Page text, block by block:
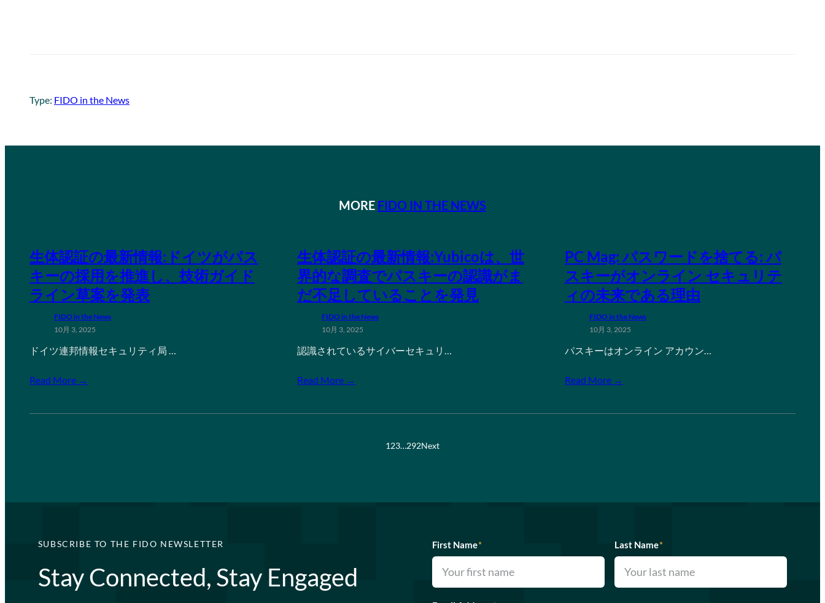
Type: FIDO in the News
MORE FIDO IN THE NEWS
生体認証の最新情報:ドイツがパス
キーの採用を推進し、技術ガイド
ライン草案を発表
FIDO in the News
10月 3, 2025
ドイツ連邦情報セキュリティ局 …
Read More →
生体認証の最新情報:Yubicoは、世
界的な調査でパスキーの認識がま
だ不足していることを発見
FIDO in the News
10月 3, 2025
認識されているサイバーセキュリ…
Read More →
PC Mag: パスワードを捨てる: パ
スキーがオンライン セキュリテ
ィの未来である理由
FIDO in the News
10月 3, 2025
パスキーはオンライン アカウン…
Read More →
123…292Next
SUBSCRIBE TO THE FIDO NEWSLETTER
Stay Connected, Stay Engaged
First Name* Last Name*